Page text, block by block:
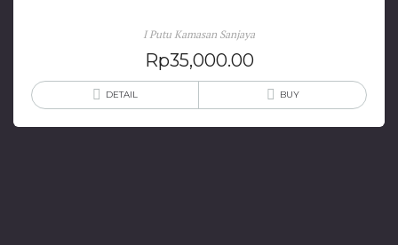
I Putu Kamasan Sanjaya
Rp35,000.00
DETAIL BUY